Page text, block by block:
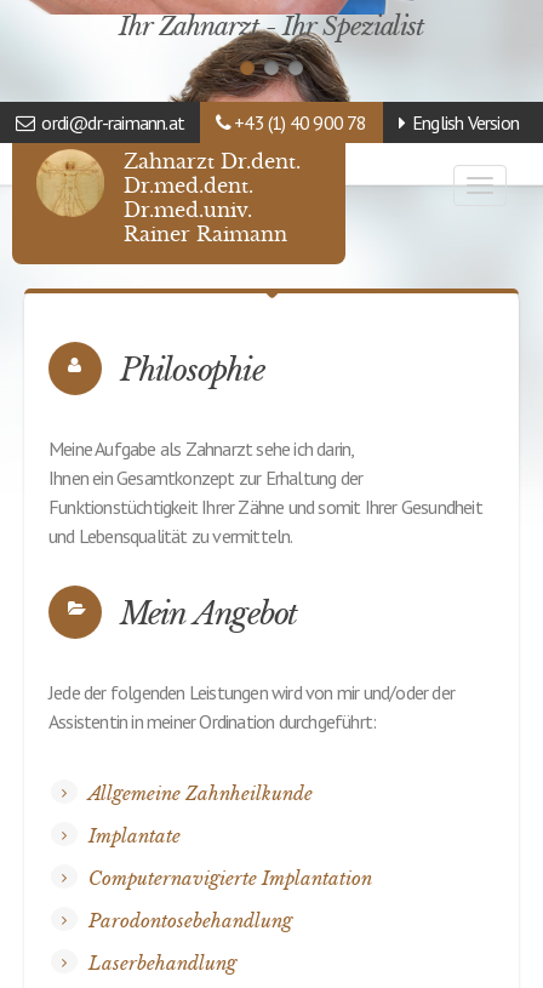
Ihr Zahnarzt - Ihr Spezialist
ordi@dr-raimann.at +43 (1) 40 900 78 English Version
Toggle
Zahnarzt Dr.dent.
Dr.med.dent.
Dr.med.univ.
Rainer Raimann
Philosophie
Meine Aufgabe als Zahnarzt sehe ich darin,
Ihnen ein Gesamtkonzept zur Erhaltung der
und Lebensqualität zu vermitteln.
Mein Angebot
Jede der folgenden Leistungen wird von mir und/oder der
Assistentin in meiner Ordination durchgeführt:
Allgemeine Zahnheilkunde
Computernavigierte Implantation
Parodontosebehandlung
Laserbehandlung
Veneers, Kronen, Brücken, Prothesen
Mundhygiene